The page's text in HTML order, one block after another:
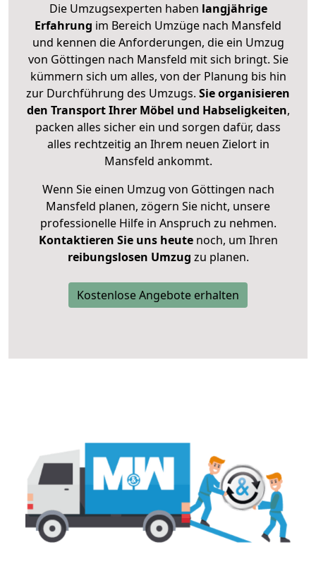
Die Umzugsexperten haben langjährige
Erfahrung im Bereich Umzüge nach Mansfeld
und kennen die Anforderungen, die ein Umzug
von Göttingen nach Mansfeld mit sich bringt. Sie
kümmern sich um alles, von der Planung bis hin
zur Durchführung des Umzugs. Sie organisieren
den Transport Ihrer Möbel und Habseligkeiten,
packen alles sicher ein und sorgen dafür, dass
alles rechtzeitig an Ihrem neuen Zielort in
Mansfeld ankommt.
Wenn Sie einen Umzug von Göttingen nach
Mansfeld planen, zögern Sie nicht, unsere
professionelle Hilfe in Anspruch zu nehmen.
Kontaktieren Sie uns heutenoch, um Ihren
reibungslosen Umzug zu planen.
Kostenlose Angebote erhalten